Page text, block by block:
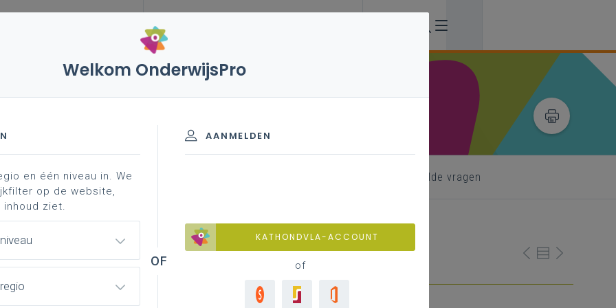
instrument? evaluatie-instrumenten veelgestelde vragen
via tekeningen, verslagen, foto’s,
Welkom OnderwijsPro
AANMELDEN
KATHONDVLA-ACCOUNT
of
en één niveau in. We
op de website,
ziet.